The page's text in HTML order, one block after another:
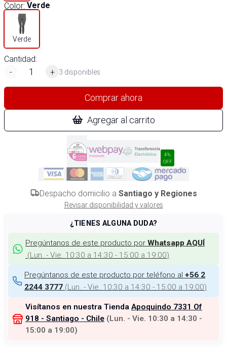
Color: Verde
Verde
Cantidad:
-
+ 3 disponibles
Comprar ahora
Agregar al carrito
4%
OFF
Despacho domicilio a Santiago y Regiones
Revisar disponibilidad y valores
¿TIENES ALGUNA DUDA?
Pregúntanos de este producto por Whatsapp AQUÍ
(Lun. - Vie. 10:30 a 14:30 - 15:00 a 19:00)
Pregúntanos de este producto por teléfono al +56 2
2244 3777 (Lun. - Vie. 10:30 a 14:30 - 15:00 a 19:00)
Visítanos en nuestra Tienda Apoquindo 7331 Of
918 - Santiago - Chile (Lun. - Vie. 10:30 a 14:30 -
15:00 a 19:00)